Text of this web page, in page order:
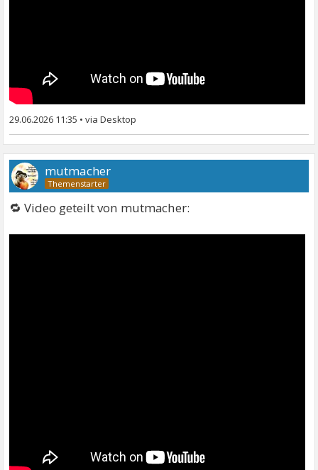
29.06.2026 11:35 •
mutmacher
🔁 Video geteilt von mutmacher: